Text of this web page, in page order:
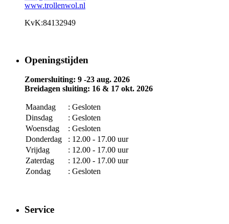
www.trollenwol.nl
KvK:84132949
Openingstijden
Zomersluiting: 9 -23 aug. 2026
Breidagen sluiting: 16 & 17 okt. 2026
Maandag
: Gesloten
Dinsdag
: Gesloten
Woensdag
: Gesloten
Donderdag
: 12.00 - 17.00 uur
Vrijdag
: 12.00 - 17.00 uur
Zaterdag
: 12.00 - 17.00 uur
Zondag
: Gesloten
Service